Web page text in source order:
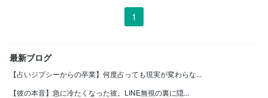
1
最新ブログ
【占いジプシーからの卒業】何度占っても現実が変わらな...
【彼の本音】急に冷たくなった彼。LINE無視の裏に隠...